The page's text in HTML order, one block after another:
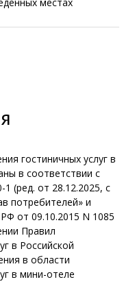
гостиничных услуг в
в соответствии с
(ред. от 28.12.2025, с
потребителей» и
от 09.10.2015 N 1085
Правил
в Российской
в области
в мини-отеле